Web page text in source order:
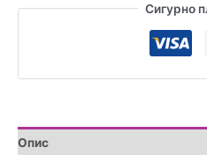
количина
Сигурно
Опис